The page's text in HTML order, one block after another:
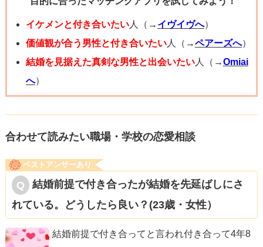
イケメンと付き合いたい人（→ イヴイヴへ）
価値観が合う男性と付き合いたい人（→ペアーズへ）
結婚を見据えた真剣な男性と出会いたい人（→Omiai
へ）
合わせて読みたい職場・学校の恋愛相談
ベストアンサーあり
結婚前提で付き合ったが結婚を先延ばしにさ
れている。どうしたら良い？(23歳・女性）
結婚前提で付き合ってと言われ付き合って4年8